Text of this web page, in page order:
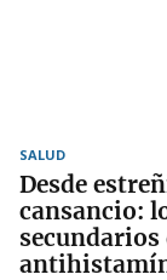
SALUD
Desde
cansancio:
secundarios